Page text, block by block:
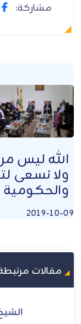
مشاركة:
الله ليس
ولا نسعى
والحكومية
2019-10-09
مقالات